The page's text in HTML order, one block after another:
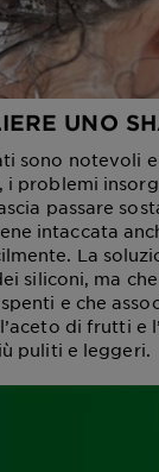
UNO
sono notevoli
i problemi
passare
intaccata
La
siliconi, ma
e che
di frutti e
puliti e leggeri.